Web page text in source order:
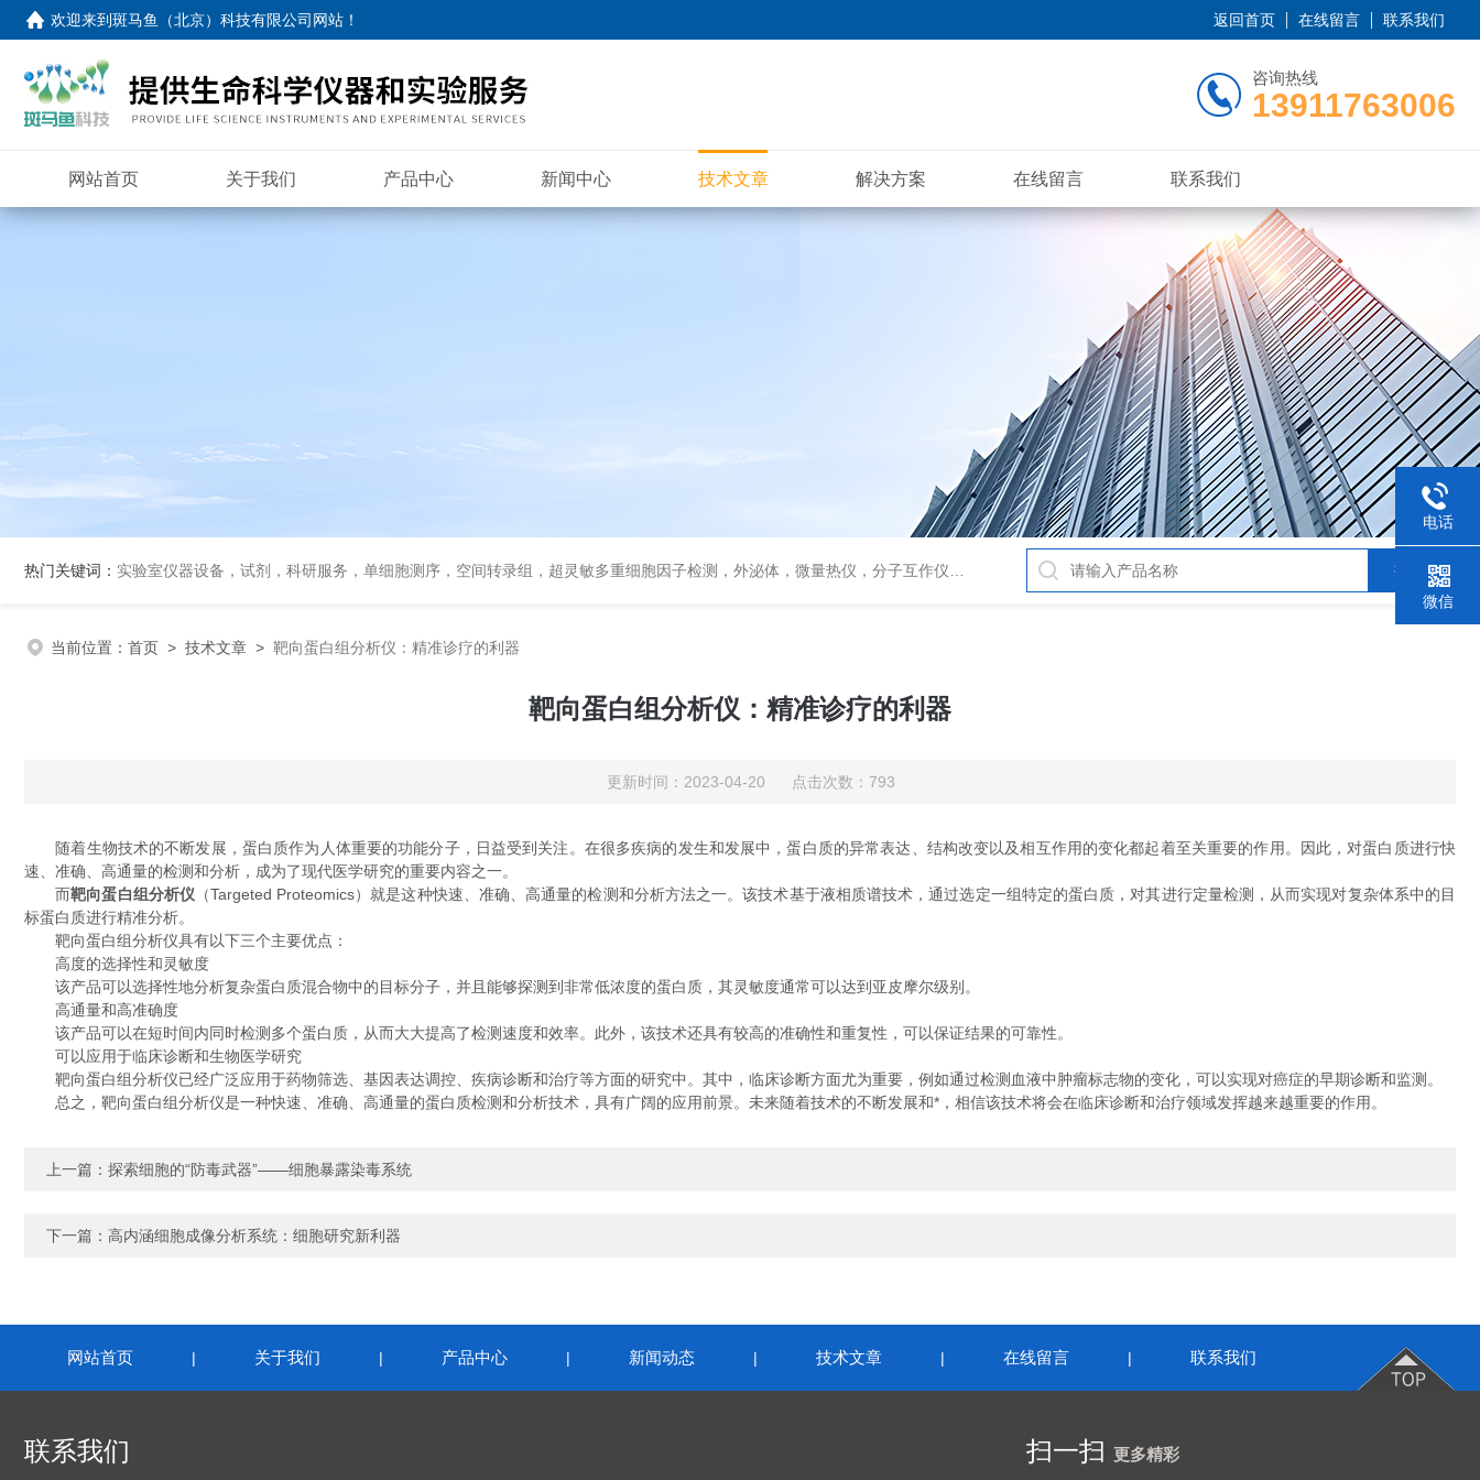
欢迎来到斑马鱼（北京）科技有限公司网站 ！ 返回首页 在线留言 联系我们
咨询热线
13911763006
网站首页 关于我们 产品中心 新闻中心 技术文章 解决方案 在线留言 联系我们
热门关键词： 实验室仪器设备，试剂，科研服务，单细胞测序，空间转录组，超灵敏多重细胞因子检测，外泌体，微量热仪，分子互作仪，活细胞成像
当前位置： 首页 > 技术文章 > 靶向蛋白组分析仪：精准诊疗的利器
靶向蛋白组分析仪：精准诊疗的利器
更新时间：2023-04-20 点击次数：793
随着生物技术的不断发展，蛋白质作为人体重要的功能分子，日益受到关注。在很多疾病的发生和发展中，蛋白质的异常表达、结构改变以及相互作用的变化都起着至关重要的作用。因此，对蛋白质进行快
速、准确、高通量的检测和分析，成为了现代医学研究的重要内容之一。
而靶向蛋白组分析仪（Targeted Proteomics）就是这种快速、准确、高通量的检测和分析方法之一。该技术基于液相质谱技术，通过选定一组特定的蛋白质，对其进行定量检测，从而实现对复杂体系中的目
标蛋白质进行精准分析。
靶向蛋白组分析仪具有以下三个主要优点：
高度的选择性和灵敏度
该产品可以选择性地分析复杂蛋白质混合物中的目标分子，并且能够探测到非常低浓度的蛋白质，其灵敏度通常可以达到亚皮摩尔级别。
高通量和高准确度
该产品可以在短时间内同时检测多个蛋白质，从而大大提高了检测速度和效率。此外，该技术还具有较高的准确性和重复性，可以保证结果的可靠性。
可以应用于临床诊断和生物医学研究
靶向蛋白组分析仪已经广泛应用于药物筛选、基因表达调控、疾病诊断和治疗等方面的研究中。其中，临床诊断方面尤为重要，例如通过检测血液中肿瘤标志物的变化，可以实现对癌症的早期诊断和监测。
总之，靶向蛋白组分析仪是一种快速、准确、高通量的蛋白质检测和分析技术，具有广阔的应用前景。未来随着技术的不断发展和*，相信该技术将会在临床诊断和治疗领域发挥越来越重要的作用。
上一篇： 探索细胞的“防毒武器”——细胞暴露染毒系统
下一篇： 高内涵细胞成像分析系统：细胞研究新利器
网站首页 | 关于我们 | 产品中心 | 新闻动态 | 技术文章 | 在线留言 | 联系我们
联系我们 扫一扫 更多精彩
电话
微信